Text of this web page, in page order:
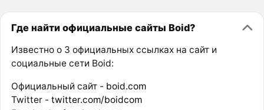
Где найти официальные сайты Boid?
Известно о 3 официальных ссылках на сайт и
социальные сети Boid:
Официальный сайт - boid.com
Twitter - twitter.com/boidcom